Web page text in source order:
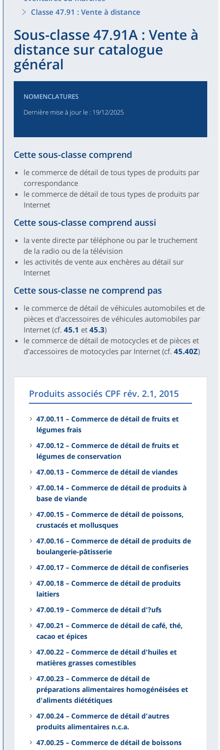
Classe 47.91 : Vente à distance
Sous-classe 47.91A : Vente à
distance sur catalogue
général
NOMENCLATURES
Dernière mise à jour le : 19/12/2025
Cette sous-classe comprend
le commerce de détail de tous types de produits par
correspondance
le commerce de détail de tous types de produits par
Internet
Cette sous-classe comprend aussi
la vente directe par téléphone ou par le truchement
de la radio ou de la télévision
les activités de vente aux enchères au détail sur
Internet
Cette sous-classe ne comprend pas
le commerce de détail de véhicules automobiles et de
pièces et d'accessoires de véhicules automobiles par
Internet (cf. 45.1 et 45.3)
le commerce de détail de motocycles et de pièces et
d'accessoires de motocycles par Internet (cf. 45.40Z)
Produits associés CPF rév. 2.1, 2015
47.00.11 – Commerce de détail de fruits et
légumes frais
47.00.12 – Commerce de détail de fruits et
légumes de conservation
47.00.13 – Commerce de détail de viandes
47.00.14 – Commerce de détail de produits à
base de viande
47.00.15 – Commerce de détail de poissons,
crustacés et mollusques
47.00.16 – Commerce de détail de produits de
boulangerie-pâtisserie
47.00.17 – Commerce de détail de confiseries
47.00.18 – Commerce de détail de produits
laitiers
47.00.19 – Commerce de détail d'?ufs
47.00.21 – Commerce de détail de café, thé,
cacao et épices
47.00.22 – Commerce de détail d'huiles et
matières grasses comestibles
47.00.23 – Commerce de détail de
préparations alimentaires homogénéisées et
d'aliments diététiques
47.00.24 – Commerce de détail d'autres
produits alimentaires n.c.a.
47.00.25 – Commerce de détail de boissons